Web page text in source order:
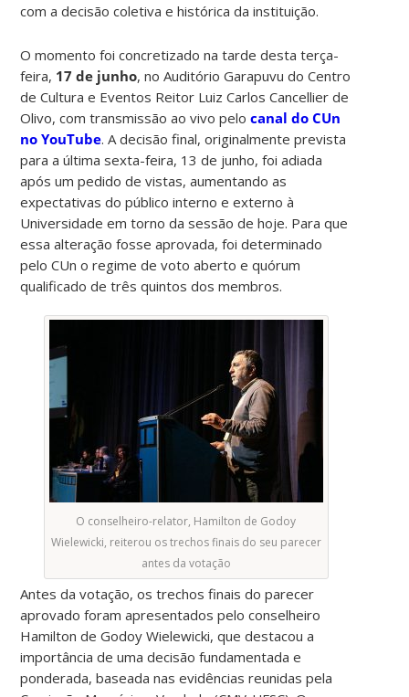
com a decisão coletiva e histórica da instituição.
O momento foi concretizado na tarde desta terça-
feira, 17 de junho, no Auditório Garapuvu do Centro
de Cultura e Eventos Reitor Luiz Carlos Cancellier de
Olivo, com transmissão ao vivo pelocanal do CUn
no YouTube. A decisão final, originalmente prevista
para a última sexta-feira, 13 de junho, foi adiada
após um pedido de vistas, aumentando as
expectativas do público interno e externo à
Universidade em torno da sessão de hoje. Para que
essa alteração fosse aprovada, foi determinado
pelo CUn o regime de voto aberto e quórum
qualificado de três quintos dos membros.
O conselheiro-relator, Hamilton de Godoy
Wielewicki, reiterou os trechos finais do seu parecer
antes da votação
Antes da votação, os trechos finais do parecer
aprovado foram apresentados pelo conselheiro
Hamilton de Godoy Wielewicki, que destacou a
importância de uma decisão fundamentada e
ponderada, baseada nas evidências reunidas pela